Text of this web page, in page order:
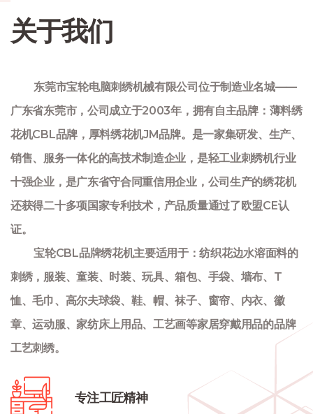
关于我们
东莞市宝轮电脑刺绣机械有限公司位于制造业名城——
广东省东莞市，公司成立于2003年，拥有自主品牌：薄料绣
花机CBL品牌，厚料绣花机JM品牌。是一家集研发、生产、
销售、服务一体化的高技术制造企业，是轻工业刺绣机行业
十强企业，是广东省守合同重信用企业，公司生产的绣花机
还获得二十多项国家专利技术，产品质量通过了欧盟CE认
证。
宝轮CBL品牌绣花机主要适用于：纺织花边水溶面料的
刺绣，服装、童装、时装、玩具、箱包、手袋、墙布、T
恤、毛巾、高尔夫球袋、鞋、帽、袜子、窗帘、内衣、徽
章、运动服、家纺床上用品、工艺画等家居穿戴用品的品牌
工艺刺绣。
专注工匠精神